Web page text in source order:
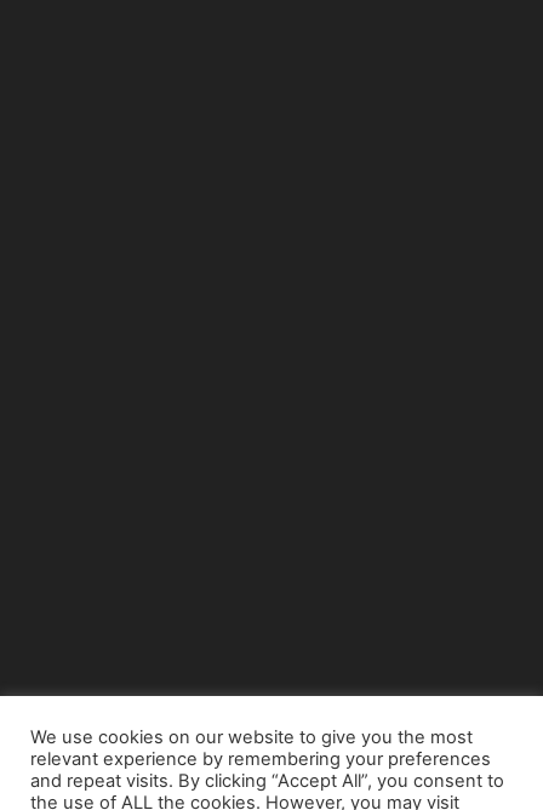
© Copyright 2015 - www.airnews.gr
We use cookies on our website to give you the most
relevant experience by remembering your preferences
and repeat visits. By clicking “Accept All”, you consent to
the use of ALL the cookies. However, you may visit